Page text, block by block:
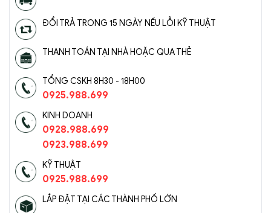
ĐỔI TRẢ TRONG 15 NGÀY NẾU LỖI KỸ THUẬT
THANH TOÁN TẠI NHÀ HOẶC QUA THẺ
TỔNG CSKH 8H30 - 18H00
0925.988.699
KINH DOANH
0928.988.699
0923.988.699
KỸ THUẬT
0925.988.699
LẮP ĐẶT TẠI CÁC THÀNH PHỐ LỚN